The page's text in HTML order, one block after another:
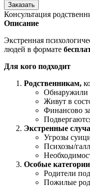
Заказать
Консультация
Описание
Экстренная
людей в формате
Для кого подходит
Родственникам,
Обнаружили
Живут в
Финансово
Экстренные
Угрозы
Психозы/
Особые
Родители
Пожилые